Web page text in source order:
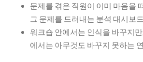
문제를 겪은 직원이 이미 마음을
그 문제를 드러내는 분석 대시보드
워크숍 안에서는 인식을 바꾸지
에서는 아무것도 바꾸지 못하는